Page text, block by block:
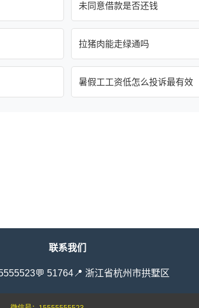
未同意借款是否还钱
拉猪肉能走绿通吗
暑假工工资低怎么投诉最有效
联系我们
💬 51764 📍 浙江省杭州市拱墅区